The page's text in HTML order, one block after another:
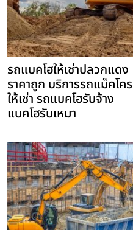
รถแบคโฮให้เช่าปลวกแดง
ราคาถูก บริการรถแม็คโคร
ให้เช่า รถแบคโฮรับจ้าง
แบคโฮรับเหมา